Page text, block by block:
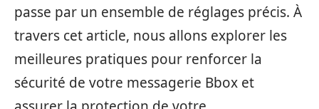
passe par un ensemble de réglages précis. À
travers cet article, nous allons explorer les
meilleures pratiques pour renforcer la
sécurité de votre messagerie Bbox et